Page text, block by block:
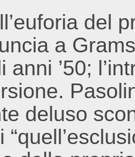
del
a
anni ’50;
deluso